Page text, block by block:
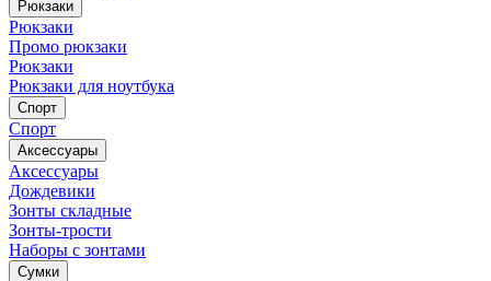
Рюкзаки
Рюкзаки
Промо рюкзаки
Рюкзаки
Рюкзаки для ноутбука
Спорт
Спорт
Аксессуары
Аксессуары
Дождевики
Зонты складные
Зонты-трости
Наборы с зонтами
Сумки